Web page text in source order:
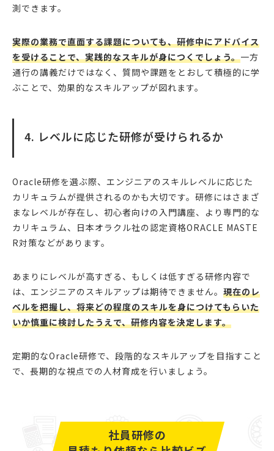
測できます。
実際の業務で直面する課題についても、研修中にアドバイス
を受けることで、実践的なスキルが身につくでしょう。一方
通行の講義だけではなく、質問や課題をとおして積極的に学
ぶことで、効果的なスキルアップが図れます。
4. レベルに応じた研修が受けられるか
Oracle研修を選ぶ際、エンジニアのスキルレベルに応じた
カリキュラムが提供されるのかも大切です。研修にはさまざ
まなレベルが存在し、初心者向けの入門講座、より専門的な
カリキュラム、日本オラクル社の認定資格ORACLE MASTE
R対策などがあります。
あまりにレベルが高すぎる、もしくは低すぎる研修内容で
は、エンジニアのスキルアップは期待できません。 現在のレ
ベルを把握し、将来どの程度のスキルを身につけてもらいた
いか慎重に検討したうえで、研修内容を決定します。
定期的なOracle研修で、段階的なスキルアップを目指すこと
で、長期的な視点での人材育成を行いましょう。
社員研修の